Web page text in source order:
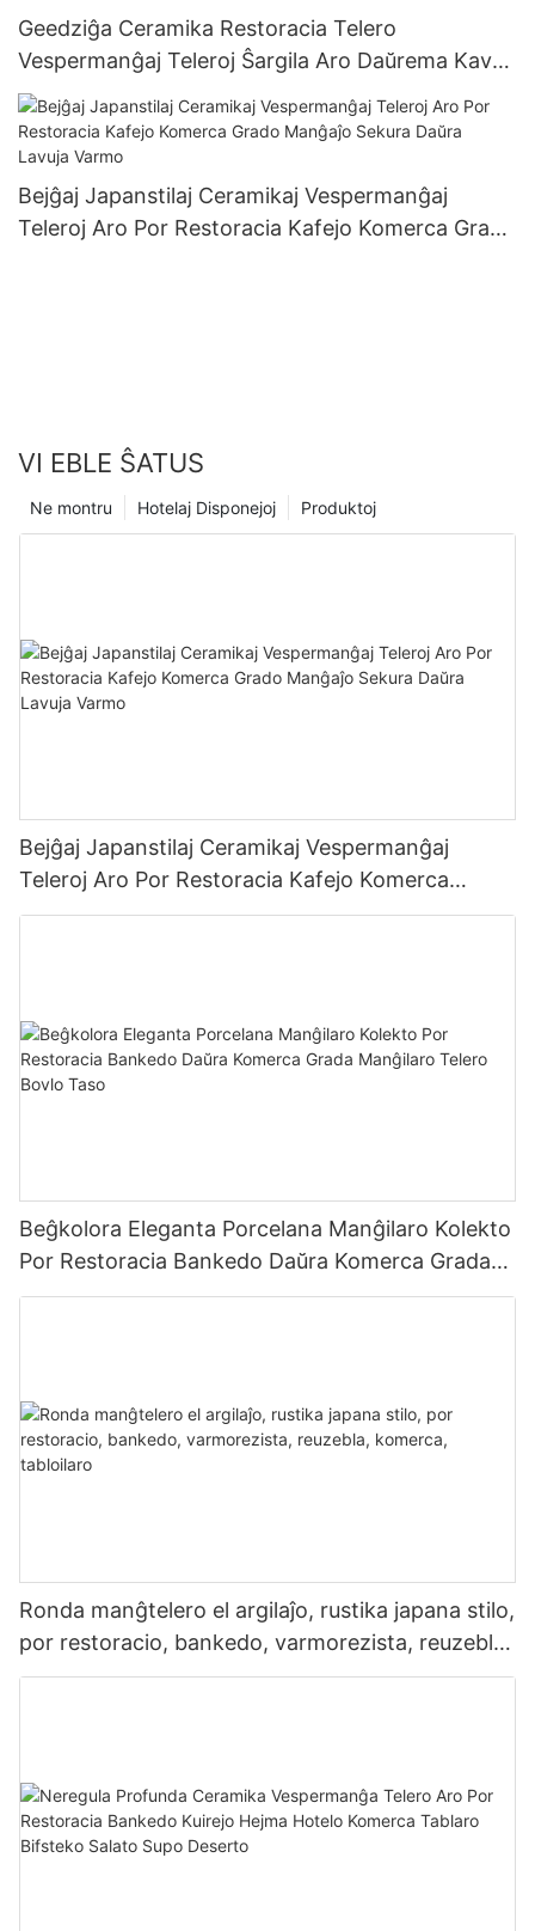
Geedziĝa Ceramika Restoracia Telero
Vespermanĝaj Teleroj Ŝargila Aro Daŭrema Kava
Pogranda Tablaro Por Festa Eventa Ornamado
Bejĝaj Japanstilaj Ceramikaj Vespermanĝaj
Teleroj Aro Por Restoracia Kafejo Komerca Grado
VI EBLE ŜATUS
Produktoj
Hotelaj Disponejoj
Ne montru
Bejĝaj Japanstilaj Ceramikaj Vespermanĝaj
Teleroj Aro Por Restoracia Kafejo Komerca
Grado Manĝaĵo Sekura Daŭra Lavuja Varmo
Beĝkolora Eleganta Porcelana Manĝilaro Kolekto
Por Restoracia Bankedo Daŭra Komerca Grada
Manĝilaro Telero Bovlo Taso
Ronda manĝtelero el argilaĵo, rustika japana stilo,
por restoracio, bankedo, varmorezista, reuzebla,
komerca, tabloilaro